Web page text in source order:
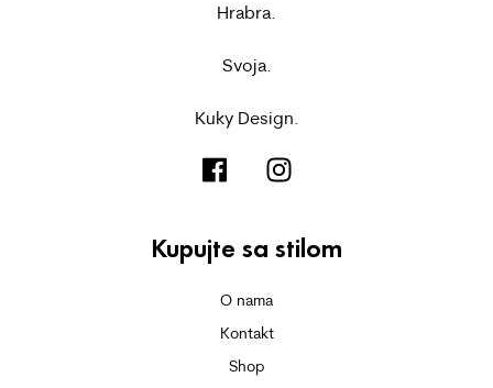
Hrabra.
Svoja.
Kuky Design.
Kupujte sa stilom
O nama
Kontakt
Shop